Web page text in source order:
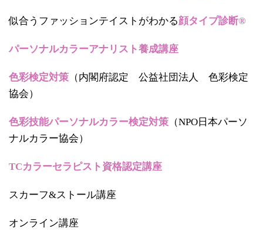
似合うファッションテイストがわかる顔タイプ診断®
パーソナルカラーアナリスト養成講座
色彩検定対策 （内閣府認定 公益社団法人 色彩検定
協会）
色彩技能パーソナルカラー検定対策 （NPO日本パーソ
ナルカラー協会）
TCカラーセラピスト資格認定講座
スカーフ&ストール講座
オンライン講座